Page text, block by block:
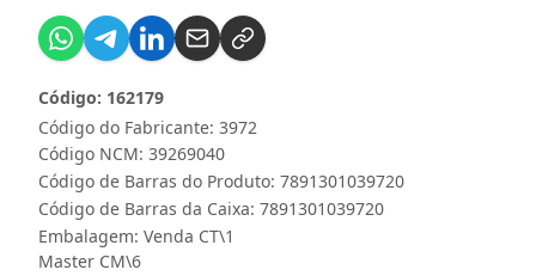
Código do Fabricante: 3972
Código: 162179
Código NCM: 39269040
Código de Barras do Produto: 7891301039720
Código de Barras da Caixa: 7891301039720
Embalagem: Venda CT\1
Master CM\6